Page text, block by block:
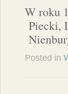
W roku
Piecki,
Posted in